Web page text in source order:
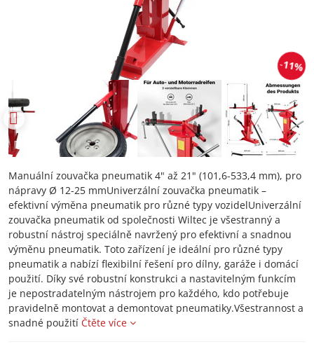
11%
Manuální zouvačka pneumatik 4" až 21" (101,6-533,4 mm), pro
nápravy Ø 12-25 mmUniverzální zouvačka pneumatik –
efektivní výměna pneumatik pro různé typy vozidelUniverzální
zouvačka pneumatik od společnosti Wiltec je všestranný a
robustní nástroj speciálně navržený pro efektivní a snadnou
výměnu pneumatik. Toto zařízení je ideální pro různé typy
pneumatik a nabízí flexibilní řešení pro dílny, garáže i domácí
použití. Díky své robustní konstrukci a nastavitelným funkcím
je nepostradatelným nástrojem pro každého, kdo potřebuje
pravidelně montovat a demontovat pneumatiky.Všestrannost a
snadné použití Čtěte více